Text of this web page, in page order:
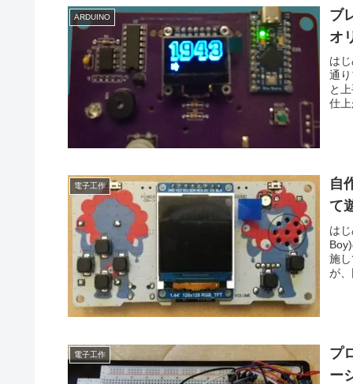
ARDUINO
ブ
オ
は
通
と
仕
電子工作
自
て
は
施
が
電子工作
プ
ー